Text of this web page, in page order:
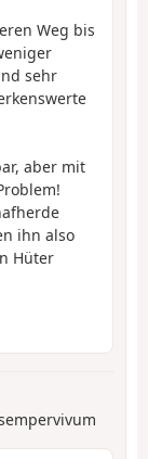
Weg bis
sehr
aber mit
ihn also
Hüter